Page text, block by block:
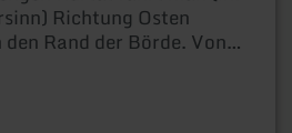
Richtung Osten
Rand der Börde. Von